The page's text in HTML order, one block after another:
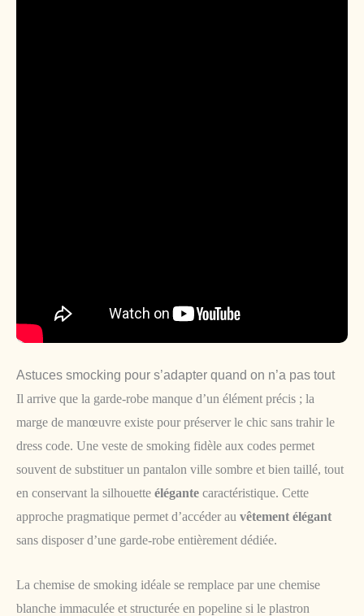
Astuces smocking pour s’adapter quand on n’a pas tout
Il arrive que la garde-robe manque d’un élément précis ; la
marge de manœuvre existe pour préserver le chic sans trahir le
dress code. Une veste de smoking fidèle aux codes permet
souvent de substituer un pantalon ville sombre et bien taillé, tout
en conservant la silhouette élégante caractéristique. Cette
approche pragmatique permet d’accéder au vêtement élégant
sans disposer d’une garde-robe entièrement dédiée.
La chemise de smoking idéale se remplace par une chemise
blanche immaculée et structurée en popeline si le plastron